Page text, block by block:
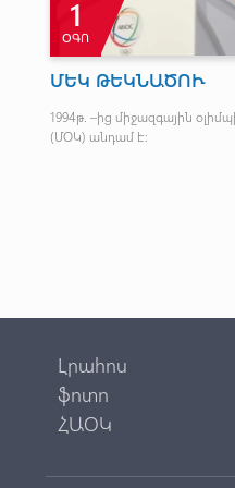
1
ՕԳՈ
ՄԵԿ ԹԵԿՆԱԾՈՒ
1994թ. –ից միջազգային
(ՄՕԿ) անդամ է:
Լրահոս
ֆոտո
ՀԱՕԿ